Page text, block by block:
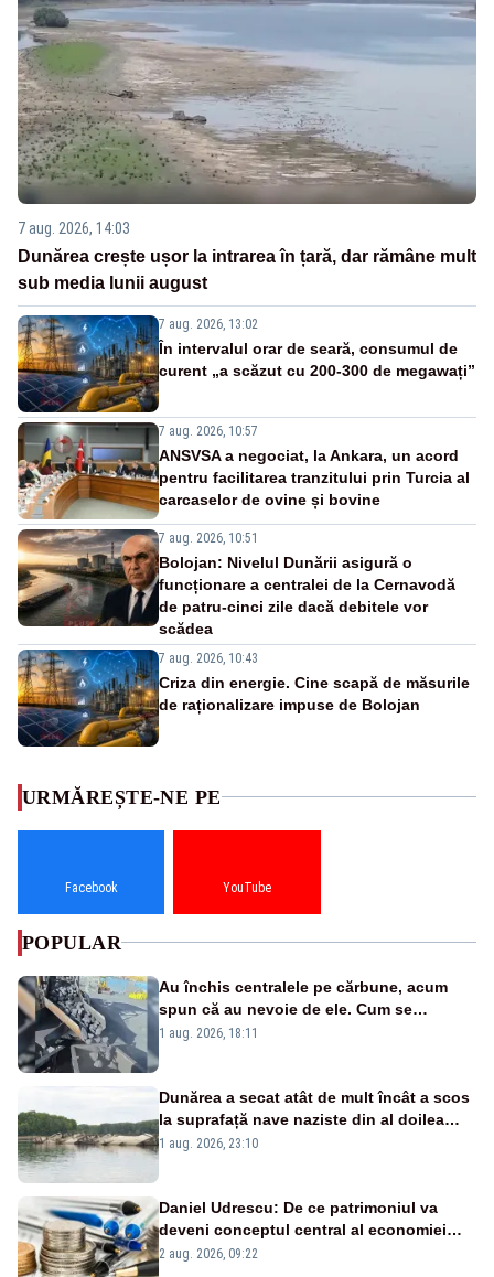
7 aug. 2026, 14:03
Dunărea crește ușor la intrarea în țară, dar rămâne mult
sub media lunii august
7 aug. 2026, 13:02
În intervalul orar de seară, consumul de
curent „a scăzut cu 200-300 de megawați”
7 aug. 2026, 10:57
ANSVSA a negociat, la Ankara, un acord
pentru facilitarea tranzitului prin Turcia al
carcaselor de ovine și bovine
7 aug. 2026, 10:51
Bolojan: Nivelul Dunării asigură o
funcționare a centralei de la Cernavodă
de patru-cinci zile dacă debitele vor
scădea
7 aug. 2026, 10:43
Criza din energie. Cine scapă de măsurile
de raționalizare impuse de Bolojan
URMĂREȘTE-NE PE
Facebook YouTube
POPULAR
Au închis centralele pe cărbune, acum
spun că au nevoie de ele. Cum se
pasează vina în plină criză energetică
1 aug. 2026, 18:11
Dunărea a secat atât de mult încât a scos
la suprafață nave naziste din al doilea
război mondial
1 aug. 2026, 23:10
Daniel Udrescu: De ce patrimoniul va
deveni conceptul central al economiei
viitoare?
2 aug. 2026, 09:22